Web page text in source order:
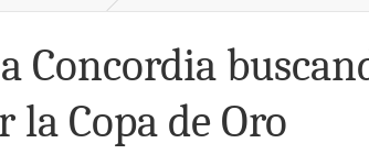
Concordia
Copa de Oro